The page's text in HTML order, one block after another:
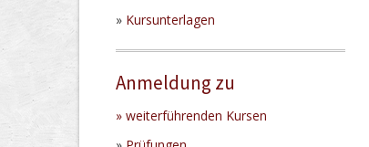
» Kursunterlagen
Anmeldung zu
» weiterführenden Kursen